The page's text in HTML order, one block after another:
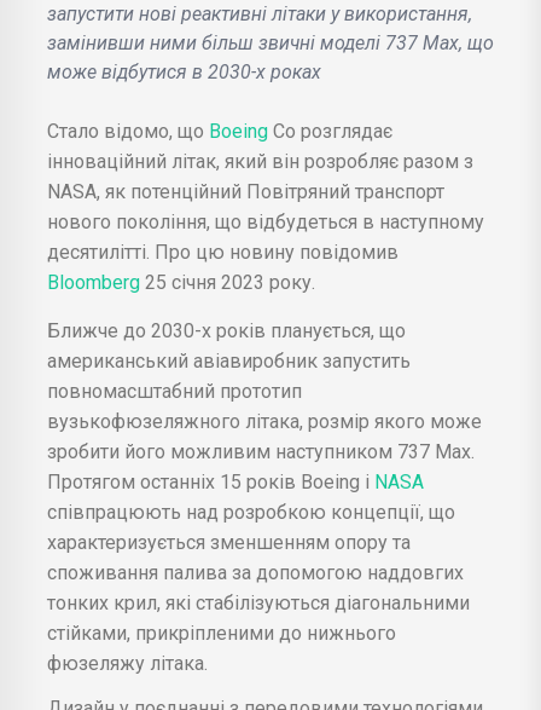
запустити нові реактивні літаки у використання,
замінивши ними більш звичні моделі 737 Max, що
може відбутися в 2030-х роках
Стало відомо, що Boeing Co розглядає
інноваційний літак, який він розробляє разом з
NASA, як потенційний Повітряний транспорт
нового покоління, що відбудеться в наступному
десятилітті. Про цю новину повідомив
Bloomberg 25 січня 2023 року.
Ближче до 2030-х років планується, що
американський авіавиробник запустить
повномасштабний прототип
вузькофюзеляжного літака, розмір якого може
зробити його можливим наступником 737 Max.
Протягом останніх 15 років Boeing і NASA
співпрацюють над розробкою концепції, що
характеризується зменшенням опору та
споживання палива за допомогою наддовгих
тонких крил, які стабілізуються діагональними
стійками, прикріпленими до нижнього
фюзеляжу літака.